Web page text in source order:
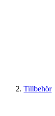
Tillbehör